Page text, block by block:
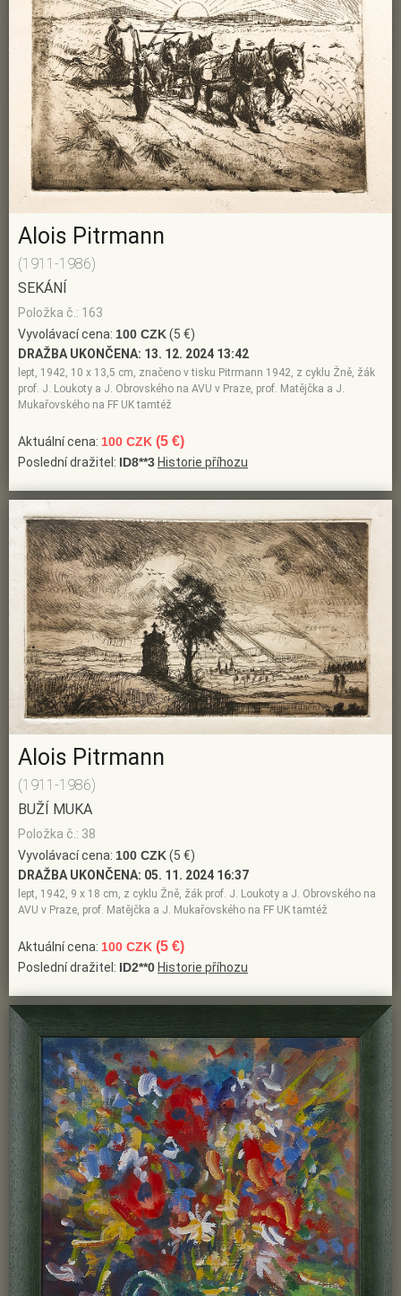
Alois Pitrmann
(1911-1986)
SEKÁNÍ
Položka č.: 163
Vyvolávací cena: 100 CZK(5 €)
DRAŽBA UKONČENA: 13. 12. 2024 13:42
lept, 1942, 10 x 13,5 cm, značeno v tisku Pitrmann 1942, z cyklu Žně, žák
prof. J. Loukoty a J. Obrovského na AVU v Praze, prof. Matějčka a J.
Mukařovského na FF UK tamtéž
Aktuální cena: 100 CZK (5 €)
Poslední dražitel: ID8**3 Historie příhozu
Alois Pitrmann
(1911-1986)
BUŽÍ MUKA
Položka č.: 38
Vyvolávací cena: 100 CZK(5 €)
DRAŽBA UKONČENA: 05. 11. 2024 16:37
lept, 1942, 9 x 18 cm, z cyklu Žně, žák prof. J. Loukoty a J. Obrovského na
AVU v Praze, prof. Matějčka a J. Mukařovského na FF UK tamtéž
Aktuální cena: 100 CZK (5 €)
Poslední dražitel: ID2**0 Historie příhozu